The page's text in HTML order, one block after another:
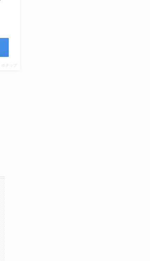
ポチップ